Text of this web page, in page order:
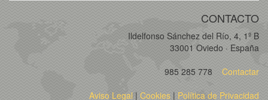
CONTACTO
Ildelfonso Sánchez del Río, 4, 1º B
33001 Oviedo · España
985 285 778
Contactar
Aviso Legal| Cookies | Política de Privacidad